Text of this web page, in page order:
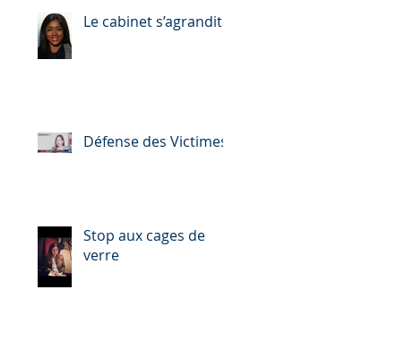
Le cabinet s’agrandit
Défense des Victimes
Stop aux cages de
verre